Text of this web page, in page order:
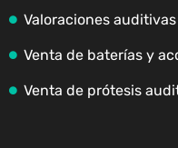
Valoraciones auditivas
Venta de baterías y
Venta de prótesis